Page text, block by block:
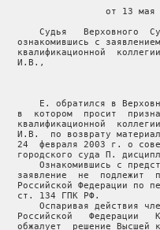
от 13 мая
Судья   Верховного
ознакомившись с
квалификационной
   И.В.,
Е. обратился в
в  котором  просит
квалификационной
И.В.  по возврату
24  февраля 2003 г. о
городского суда П.
Ознакомившись с
заявление  не  подлежит
Российской Федерации по
   ст. 134 ГПК РФ.
Оспаривая действия
Российской   Федерации
обжалует  решение Высшей